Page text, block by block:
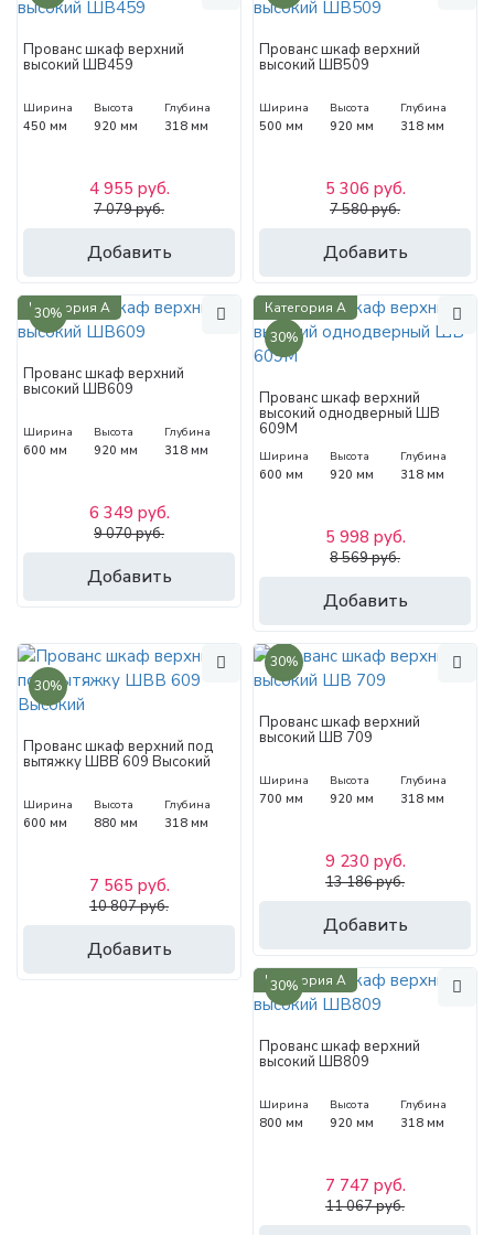
Прованс шкаф верхний
высокий ШВ459
Ширина
450 мм
Высота
920 мм
Глубина
318 мм
Добавить
4 955 руб.
7 079 руб.
Прованс шкаф верхний
высокий ШВ509
Ширина
500 мм
Высота
920 мм
Глубина
318 мм
Добавить
5 306 руб.
7 580 руб.
Категория А
30%
Прованс шкаф верхний
высокий ШВ609
Ширина
600 мм
Высота
920 мм
Глубина
318 мм
Добавить
6 349 руб.
9 070 руб.
Категория А
30%
Прованс шкаф верхний
высокий однодверный ШВ
609М
Ширина
600 мм
Высота
920 мм
Глубина
318 мм
Добавить
5 998 руб.
8 569 руб.
30%
Прованс шкаф верхний под
вытяжку ШВВ 609 Высокий
Ширина
600 мм
Высота
880 мм
Глубина
318 мм
Добавить
7 565 руб.
10 807 руб.
30%
Прованс шкаф верхний
высокий ШВ 709
Ширина
700 мм
Высота
920 мм
Глубина
318 мм
Добавить
9 230 руб.
13 186 руб.
Категория А
30%
Прованс шкаф верхний
высокий ШВ809
Ширина
800 мм
Высота
920 мм
Глубина
318 мм
7 747 руб.
11 067 руб.